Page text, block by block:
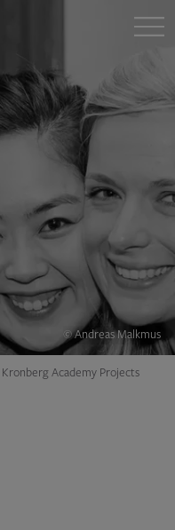
© Andreas Malkmus
Kronberg Academy Projects